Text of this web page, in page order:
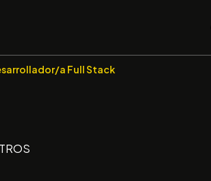
a Full Stack